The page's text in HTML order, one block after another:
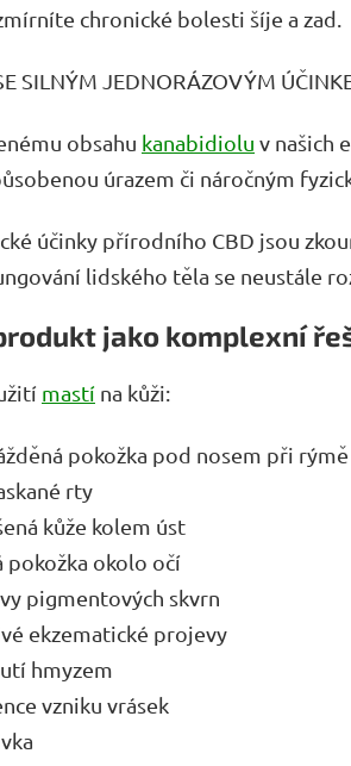
chronické bolesti šíje a zad.
SILNÝM JEDNORÁZOVÝM
obsahu kanabidiolu v našich
úrazem či náročným
účinky přírodního CBD jsou
lidského těla se neustále
jako komplexní
mastí na kůži:
pokožka pod nosem při rýmě
rty
kůže kolem úst
pokožka okolo očí
pigmentových skvrn
ekzematické projevy
hmyzem
vzniku vrásek